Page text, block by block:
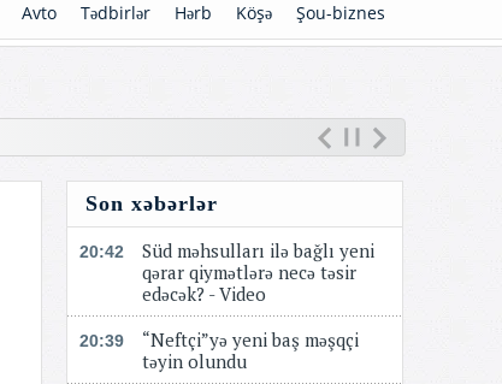
Avto Tədbirlər Hərb Köşə Şou-biznes
Son xəbərlər
20:42
Süd məhsulları ilə bağlı yeni
qərar qiymətlərə necə təsir
edəcək? - Video
20:39
“Neftçi”yə yeni baş məşqçi
təyin olundu